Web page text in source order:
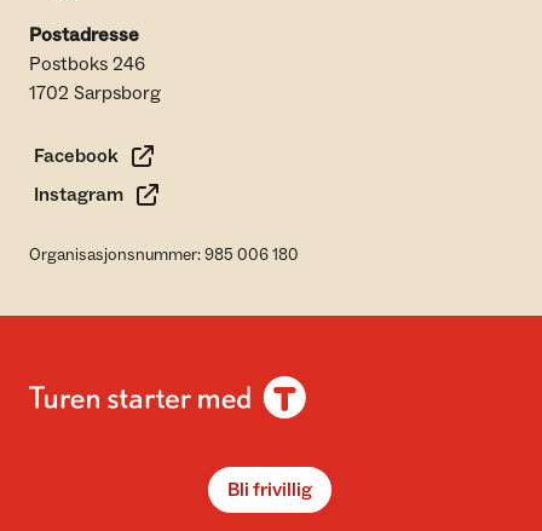
Postadresse
Postboks 246
1702 Sarpsborg
Facebook
Instagram
Organisasjonsnummer: 985 006 180
Bli frivillig